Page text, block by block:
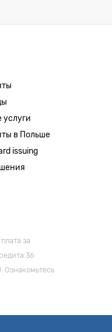
услуги
в Польше
issuing
за
36
Ознакомьтесь